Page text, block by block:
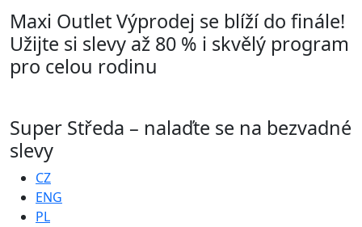
Maxi Outlet Výprodej se blíží do finále!
Užijte si slevy až 80 % i skvělý program
pro celou rodinu
Super Středa – nalaďte se na bezvadné
slevy
CZ
ENG
PL